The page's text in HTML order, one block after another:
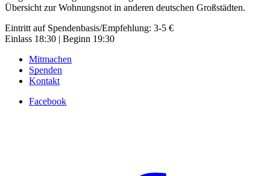
Übersicht zur Wohnungsnot in anderen deutschen Großstädten.
Eintritt auf Spendenbasis/Empfehlung: 3-5 €
Einlass 18:30 | Beginn 19:30
Mitmachen
Spenden
Kontakt
Facebook